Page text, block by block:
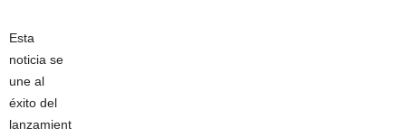
Esta
noticia se
une al
éxito del
lanzamient